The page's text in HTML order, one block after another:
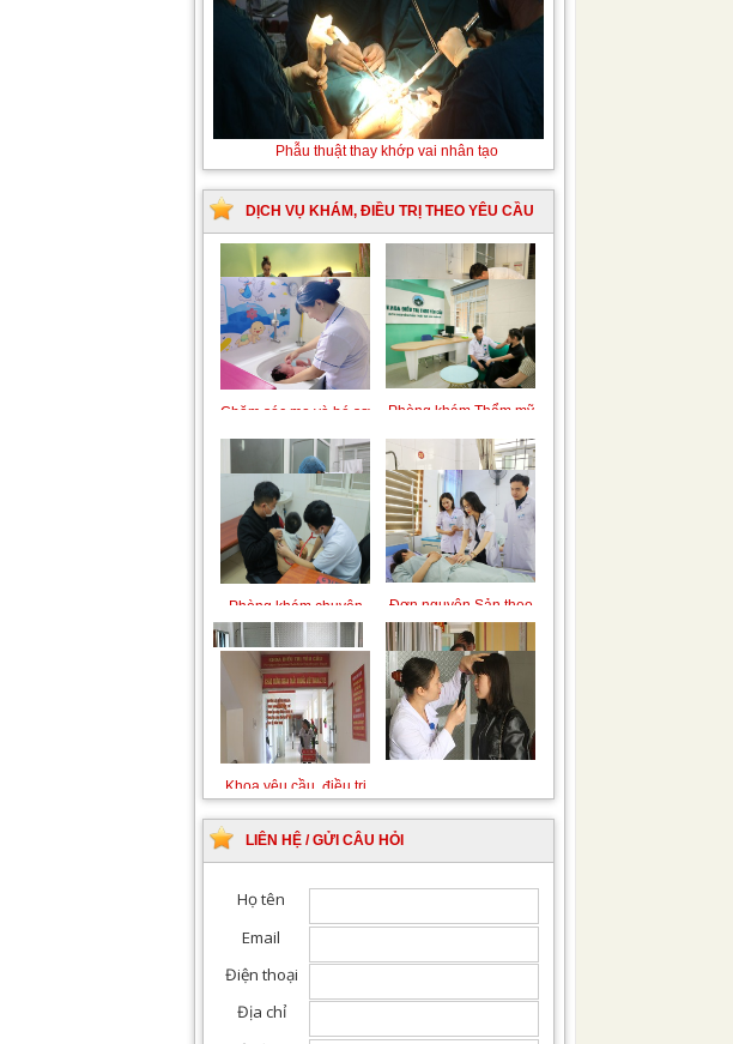
Phẫu thuật thay khớp vai nhân tạo
máu sơ
bất đồng
nhóm
máu
DỊCH VỤ KHÁM, ĐIỀU TRỊ THEO YÊU CẦU
Trung tâm chăm sóc
Khám bệnh nhân mắc
khớp
Chiếu tia Plasma lạnh
thương
Khám bệnh nhân sau
Khám Ngoại khoa
Đội ngũ hướng dẫn
LIÊN HỆ / GỬI CÂU HỎI